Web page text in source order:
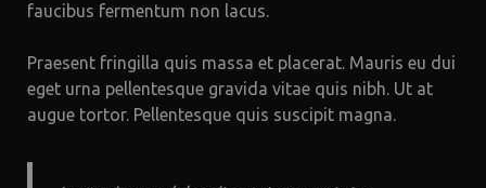
faucibus fermentum non lacus.
Praesent fringilla quis massa et placerat. Mauris eu dui
eget urna pellentesque gravida vitae quis nibh. Ut at
augue tortor. Pellentesque quis suscipit magna.